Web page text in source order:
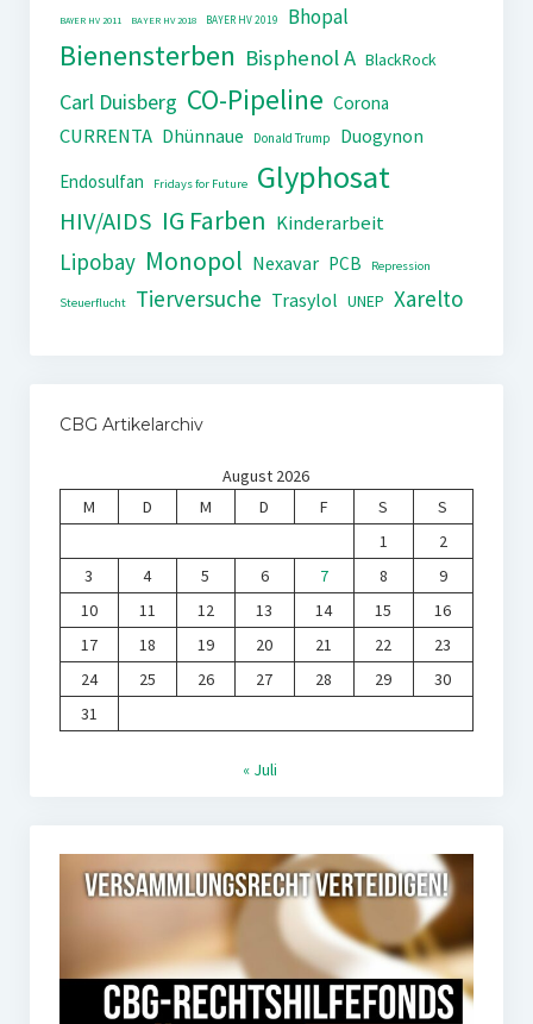
BAYER HV 2011 BAYER HV 2018 BAYER HV 2019 Bhopal
Bienensterben Bisphenol A BlackRock
Carl Duisberg CO-Pipeline Corona
CURRENTA Dhünnaue Donald Trump
Duogynon
Endosulfan
Fridays for Future Glyphosat
HIV/AIDS IG Farben Kinderarbeit
Lipobay Monopol Nexavar PCB Repression
Steuerflucht Tierversuche Trasylol UNEP Xarelto
CBG Artikelarchiv
August 2026
M
D M D F S
S
1
2
3
4 5 6 7 8
9
10
11 12 13 14 15
16
17
18 19 20 21 22
23
24
25 26 27 28 29
30
31
« Juli